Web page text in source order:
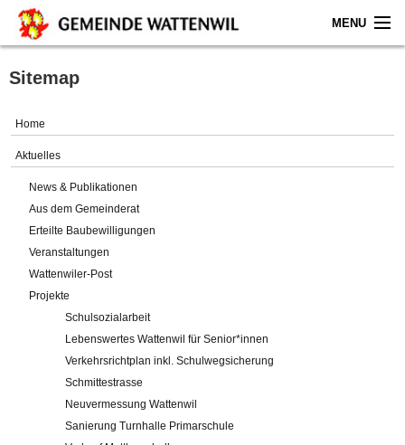
MENU
Home
Gemeinde
Verwaltung
Online-Service
Impressum
Sitemap
Home
Aktuelles
News & Publikationen
Aus dem Gemeinderat
Erteilte Baubewilligungen
Veranstaltungen
Wattenwiler-Post
Projekte
Schulsozialarbeit
Lebenswertes Wattenwil für Senior*innen
Verkehrsrichtplan inkl. Schulwegsicherung
Schmittestrasse
Neuvermessung Wattenwil
Sanierung Turnhalle Primarschule